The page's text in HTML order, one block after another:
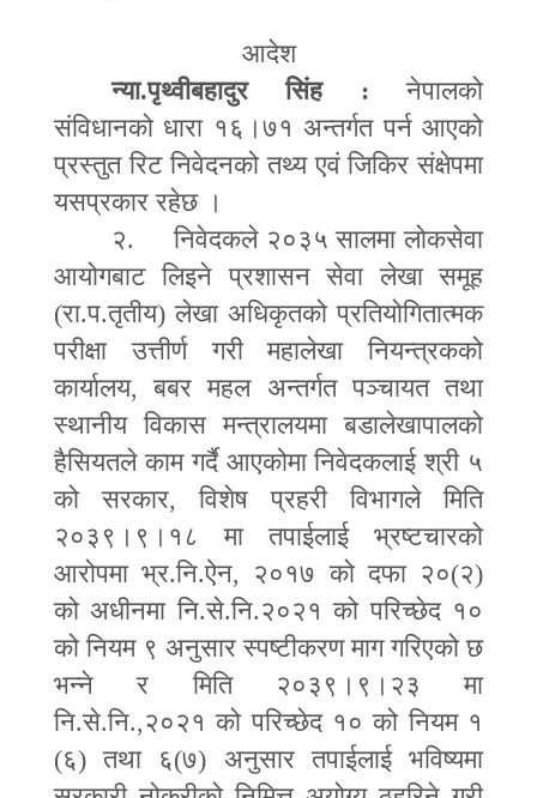
आदेश
न्या.पृथ्वीबहादुर सिंह:नेपालको
संविधानको धारा १६।७१ अन्तर्गत पर्न आएको
प्रस्तुत रिट निवेदनको तथ्य एवं जिकिर संक्षेपमा
यसप्रकार रहेछ ।
२. निवेदकले २०३५ सालमा लोकसेवा
आयोगबाट लिइने प्रशासन सेवा लेखा समूह
(रा.प.तृतीय) लेखा अधिकृतको प्रतियोगितात्मक
परीक्षा उत्तीर्ण गरी महालेखा नियन्त्रकको
कार्यालय,बबर महल अन्तर्गत पञ्चायत तथा
स्थानीय विकास मन्त्रालयमा बडालेखापालको
हैसियतले काम गर्दै आएकोमा निवेदकलाई श्री ५
को सरकार,विशेष प्रहरी विभागले मिति
२०३९।९।१८ मा तपाईलाई भ्रष्टचारको
आरोपमा भ्र.नि.ऐन, २०१७ को दफा २०(२)
को अधीनमा नि.से.नि.२०२१ को परिच्छेद १०
को नियम ९ अनुसार स्पष्टीकरण माग गरिएको छ
भन्ने र मिति २०३९।९।२३ मा
नि.से.नि.,२०२१ को परिच्छेद १० को नियम १
(६) तथा ६(७) अनुसार तपाईलाई भविष्यमा